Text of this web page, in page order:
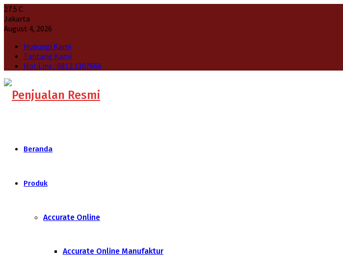
27.5 C
Jakarta
August 4, 2026
Hubungi Kami
Tantang Kami
Hot Line : 0812 1107666
Beranda
Produk
Accurate Online
Accurate Online Manufaktur